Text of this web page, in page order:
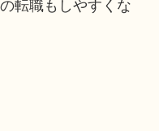
転職もしやすくな